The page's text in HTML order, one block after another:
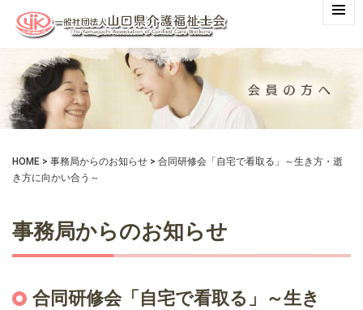
HOME > 事務局からのお知らせ > 合同研修会「自宅で看取る」～生き方・逝
き方に向かい合う～
事務局からのお知らせ
合同研修会「自宅で看取る」～生き